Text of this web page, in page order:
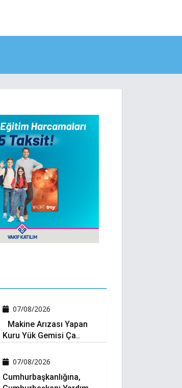
07/08/2026
Makine Arızası Yapan
Kuru Yük Gemisi Ça..
07/08/2026
Cumhurbaşkanlığına,